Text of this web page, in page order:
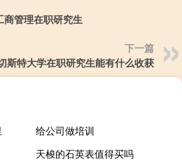
商管理在职研究生
下一篇
斯特大学在职研究生能有什么收获
给公司做培训
天梭的石英表值得买吗